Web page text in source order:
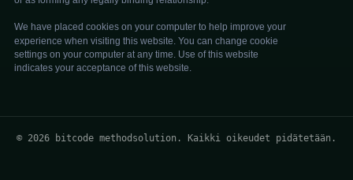
© 2026 bitcode methodsolution. Kaikki oikeudet pidätetään.